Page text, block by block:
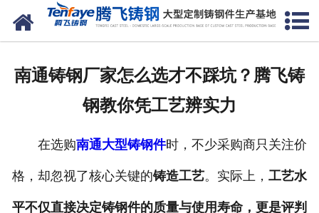
网站首页
生产能力
南通铸钢厂家怎么选才不踩坑？腾飞铸
钢教你凭工艺辨实力
在选购南通大型铸钢件时，不少采购商只关注价
格，却忽视了核心关键的铸造工艺。实际上， 工艺水
平不仅直接决定铸钢件的质量与使用寿命，更是评判